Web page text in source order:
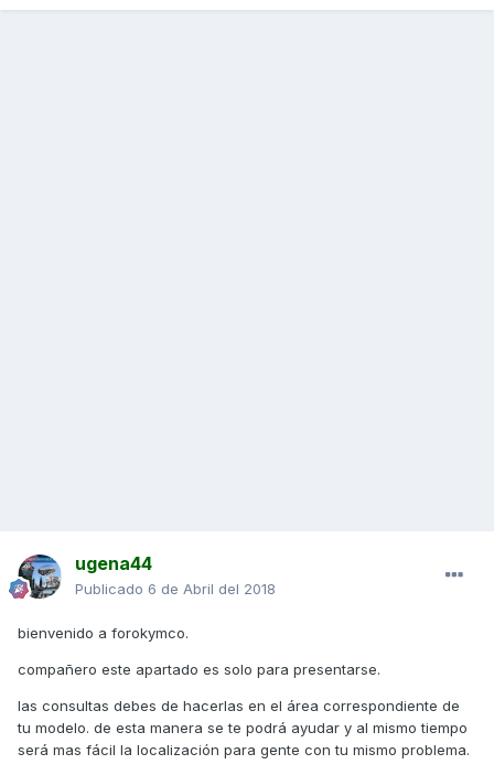
ugena44
Publicado 6 de Abril del 2018
bienvenido a forokymco.
compañero este apartado es solo para presentarse.
las consultas debes de hacerlas en el área correspondiente de
tu modelo. de esta manera se te podrá ayudar y al mismo tiempo
será mas fácil la localización para gente con tu mismo problema.